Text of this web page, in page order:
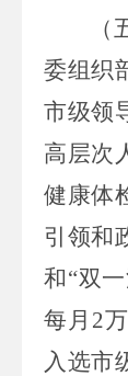
（
委组织
市级领
高层次
健康体
引领和
和“双
每月 2
入选市